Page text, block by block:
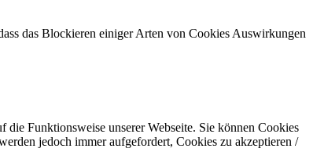
das Blockieren einiger Arten von Cookies Auswirkungen
Funktionsweise unserer Webseite. Sie können Cookies
jedoch immer aufgefordert, Cookies zu akzeptieren /